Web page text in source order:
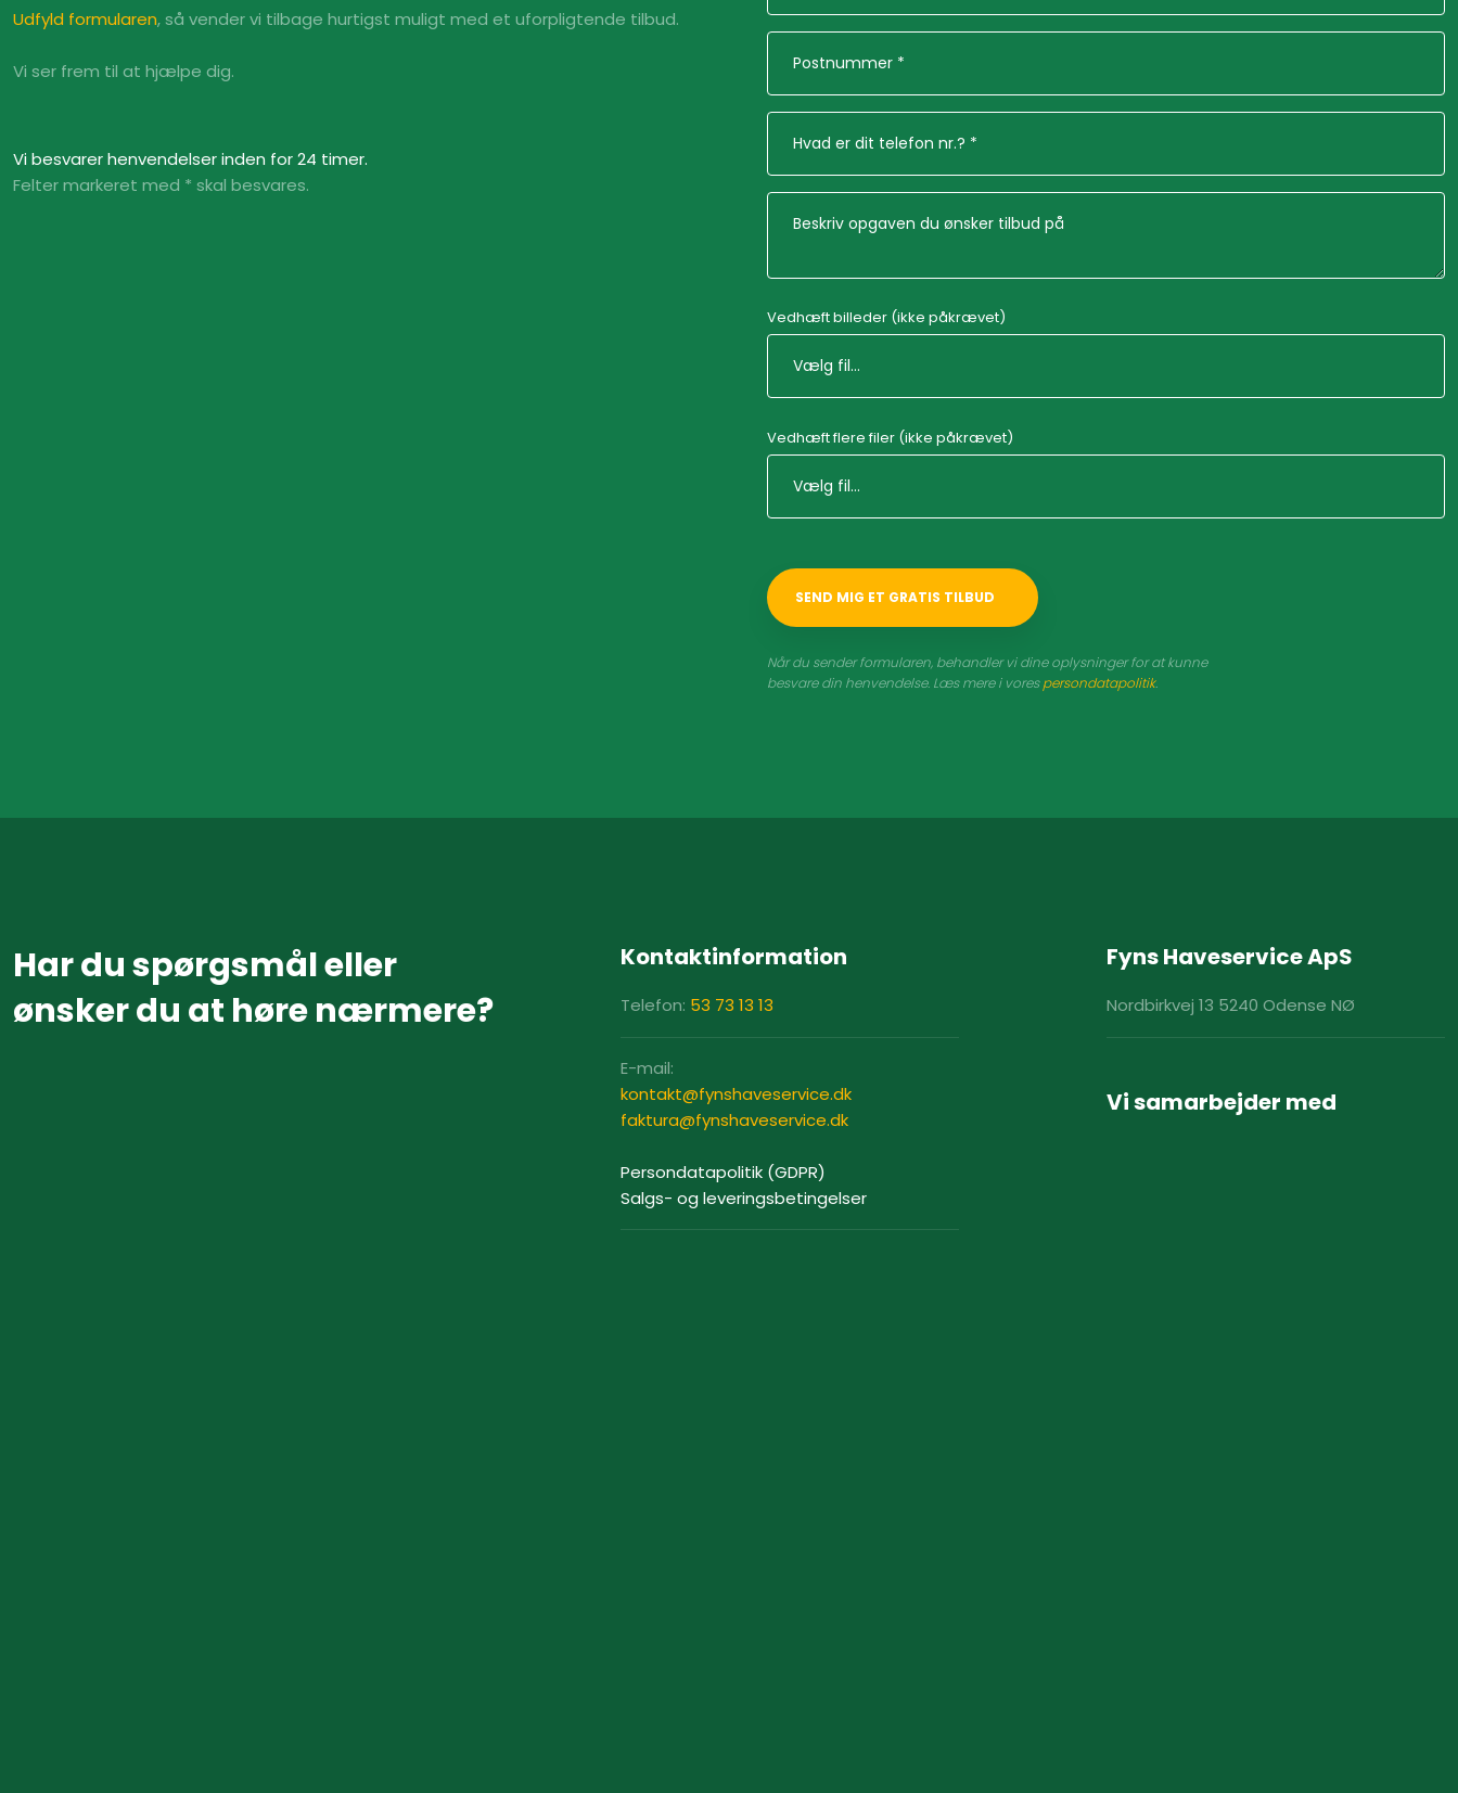
Udfyld formularen, så vender vi tilbage hurtigst muligt med et uforpligtende tilbud.
Vi ser frem til at hjælpe dig.​
Vi besvarer henvendelser inden for 24 timer.​​
Felter markeret med * skal besvares.
Vedhæft billeder (ikke påkrævet)
Vedhæft flere filer (ikke påkrævet)
Når du sender formularen, behandler vi dine oplysninger for at kunne
besvare din henvendelse. Læs mere i vorespersondatapolitik.​​
Har du spørgsmål eller
​ønsker du at høre nærmere?
Kontaktinformation
Telefon: 53 73 13 13
E-mail:
​kontakt@fynshaveservice.dk
​faktura@fynshaveservice.dk​
Persondatapolitik (GDPR)
Salgs- og leveringsbetingelser
Fyns Haveservice ApS
Nordbirkvej 13 5240 Odense NØ
Vi samarbejder med